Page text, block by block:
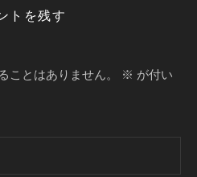
トを残す
ことはありません。 ※ が付い